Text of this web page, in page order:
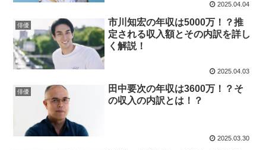
2025.04.04
俳優
市川知宏の年収は5000万！？推
定される収入額とその内訳を詳し
く解説！
2025.04.03
俳優
田中要次の年収は3600万！？そ
の収入の内訳とは！？
2025.03.30